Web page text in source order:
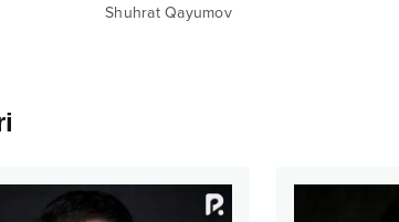
Shuhrat Qayumov